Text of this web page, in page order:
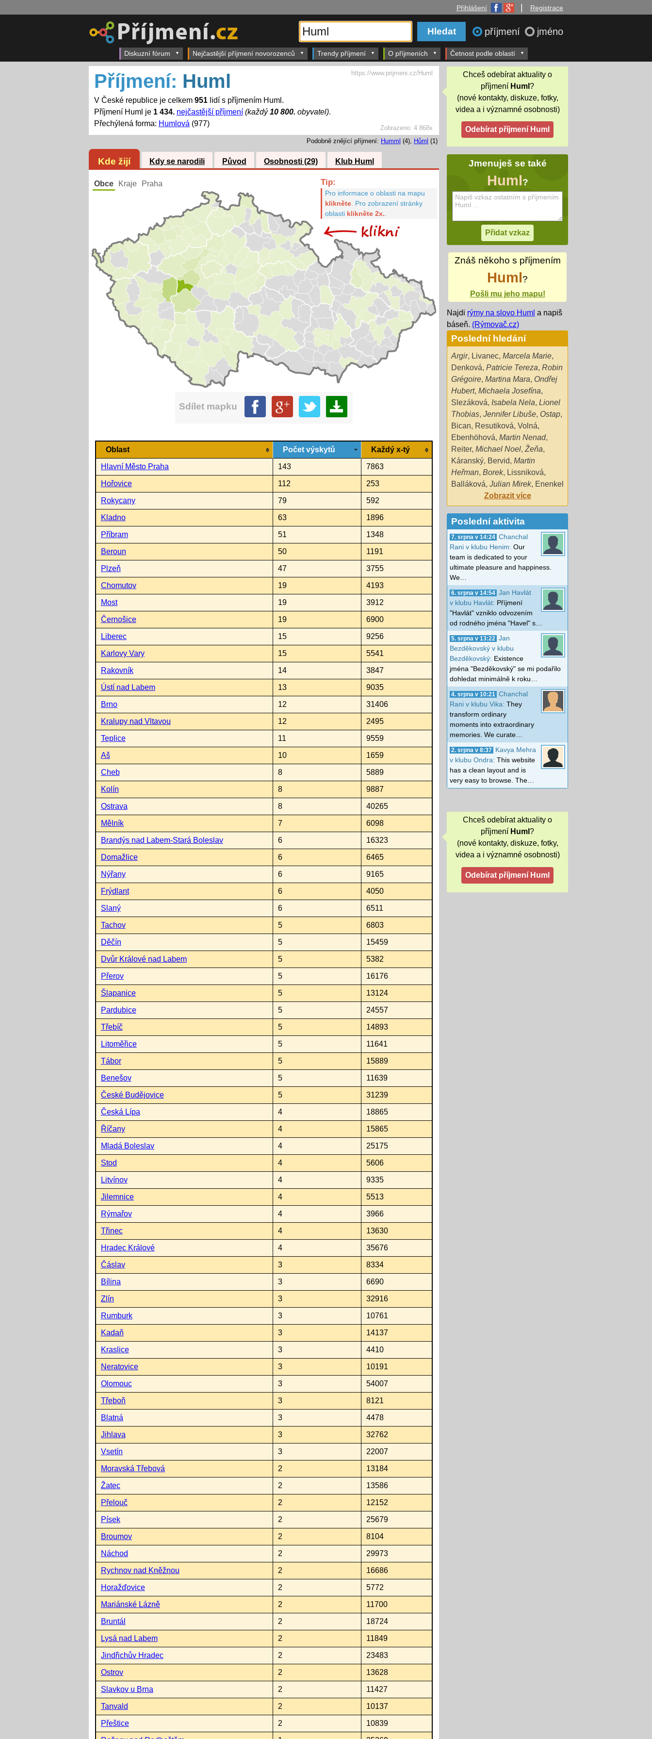
Přihlášení Registrace
příjmení jméno
Diskuzní fórum Nejčastější příjmení novorozenců Trendy příjmení O příjmeních Četnost podle oblastí
Zobrazeno:4 868x
Příjmení: Huml
V České republice je celkem 951lidí s příjmením Huml.
Příjmení Huml je 1 434. nejčastější příjmení (každý10 800. obyvatel).
Přechýlená forma: Humlová (977)
https://www.prijmeni.cz/Huml
Podobně znějící příjmení: Humml (4), Hůml (1)
Kde žijí Kdy se narodili Původ Osobnosti (29) Klub Huml
Obce Kraje Praha Tip:
Pro informace o oblasti na mapu
klikněte. Pro zobrazení stránky
oblasti klikněte 2x.
Sdílet mapku
Oblast Počet výskytů Každý x-tý
Hlavní Město Praha 143 7863
Hořovice 112 253
Rokycany 79 592
Kladno 63 1896
Příbram 51 1348
Beroun 50 1191
Plzeň 47 3755
Chomutov 19 4193
Most 19 3912
Černošice 19 6900
Liberec 15 9256
Karlovy Vary 15 5541
Rakovník 14 3847
Ústí nad Labem 13 9035
Brno 12 31406
Kralupy nad Vltavou 12 2495
Teplice 11 9559
Aš 10 1659
Cheb 8 5889
Kolín 8 9887
Ostrava 8 40265
Mělník 7 6098
Brandýs nad Labem-Stará Boleslav 6 16323
Domažlice 6 6465
Nýřany 6 9165
Frýdlant 6 4050
Slaný 6 6511
Tachov 5 6803
Děčín 5 15459
Dvůr Králové nad Labem 5 5382
Přerov 5 16176
Šlapanice 5 13124
Pardubice 5 24557
Třebíč 5 14893
Litoměřice 5 11641
Tábor 5 15889
Benešov 5 11639
České Budějovice 5 31239
Česká Lípa 4 18865
Říčany 4 15865
Mladá Boleslav 4 25175
Stod 4 5606
Litvínov 4 9335
Jilemnice 4 5513
Rýmařov 4 3966
Třinec 4 13630
Hradec Králové 4 35676
Čáslav 3 8334
Bílina 3 6690
Zlín 3 32916
Rumburk 3 10761
Kadaň 3 14137
Kraslice 3 4410
Neratovice 3 10191
Olomouc 3 54007
Třeboň 3 8121
Blatná 3 4478
Jihlava 3 32762
Vsetín 3 22007
Moravská Třebová 2 13184
Žatec 2 13586
Přelouč 2 12152
Písek 2 25679
Broumov 2 8104
Náchod 2 29973
Rychnov nad Kněžnou 2 16686
Horažďovice 2 5772
Mariánské Lázně 2 11700
Bruntál 2 18724
Lysá nad Labem 2 11849
Jindřichův Hradec 2 23483
Ostrov 2 13628
Slavkov u Brna 2 11427
Tanvald 2 10137
Přeštice 2 10839
Chceš odebírat aktuality o
příjmení Huml ?
(nové kontakty, diskuze, fotky,
videa a i významné osobnosti)
Jmenuješ se také
Huml?
Znáš někoho s příjmením
Huml ?
Pošli mu jeho mapu!
Najdi rýmy na slovo Huml a napiš
báseň. (Rýmovač.cz)
Poslední hledání
Argir, Livanec, Marcela Marie,
Denková, Patricie Tereza, Robin
Grégoire, Martina Mara, Ondřej
Hubert, Michaela Josefína,
Slezáková, Isabela Nela, Lionel
Thobias, Jennifer Libuše, Ostap,
Bican, Resutiková, Volná,
Ebenhöhová, Martin Nenad,
Reiter, Michael Noel, Žeňa,
Káranský, Bervid, Martin
Heřman, Borek, Lissniková,
Balláková, Julian Mirek, Enenkel
Zobrazit více
Poslední aktivita
7. srpna v 14:24 Chanchal
Rani v klubu Henim: Our
team is dedicated to your
ultimate pleasure and happiness.
We…
6. srpna v 14:54 Jan Havlát
v klubu Havlát: Příjmení
"Havlát" vzniklo odvozením
od rodného jména "Havel" s…
5. srpna v 13:22
Jan
Bezděkovský v klubu
Bezděkovský: Existence
jména "Bezděkovský" se mi podařilo
dohledat minimálně k roku…
4. srpna v 10:21
Chanchal
Rani v klubu Vika: They
transform ordinary
moments into extraordinary
memories. We curate…
2. srpna v 8:37
Kavya Mehra
v klubu Ondra: This website
has a clean layout and is
very easy to browse. The…
Chceš odebírat aktuality o
příjmení Huml ?
(nové kontakty, diskuze, fotky,
videa a i významné osobnosti)